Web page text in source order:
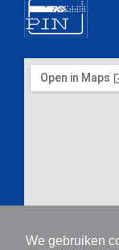
We gebruiken